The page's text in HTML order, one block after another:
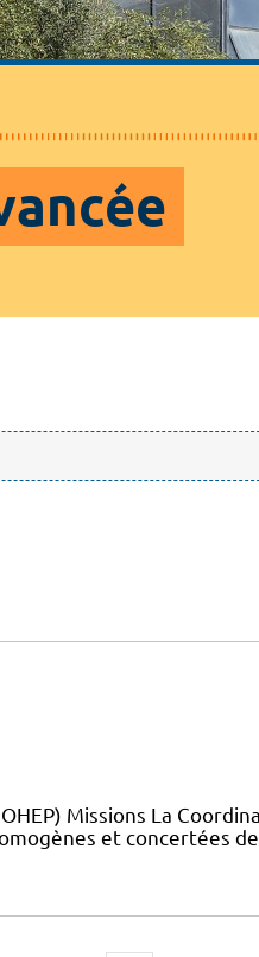
Missions La
et concertées